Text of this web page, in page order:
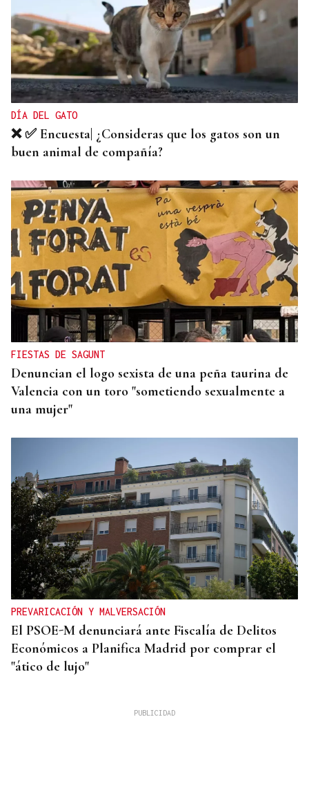
SENTENCIA JUDICIAL
Las retiradas de dinero en cajeros de Ourense
resuelven una estafa en Burgos
DÍA DEL GATO
❌ ✅ Encuesta| ¿Consideras que los gatos son un
buen animal de compañía?
FIESTAS DE SAGUNT
Denuncian el logo sexista de una peña taurina de
Valencia con un toro "sometiendo sexualmente a
una mujer"
PREVARICACIÓN Y MALVERSACIÓN
El PSOE-M denunciará ante Fiscalía de Delitos
Económicos a Planifica Madrid por comprar el
"ático de lujo"